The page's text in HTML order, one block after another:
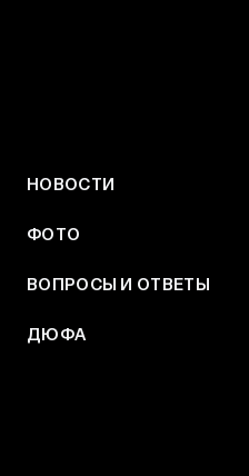
НОВОСТИ
ФОТО
ВОПРОСЫ И ОТВЕТЫ
ДЮФА